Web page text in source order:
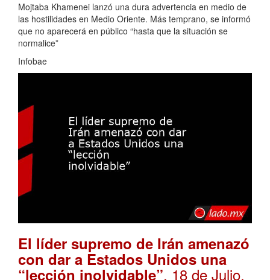
Mojtaba Khamenei lanzó una dura advertencia en medio de
las hostilidades en Medio Oriente. Más temprano, se informó
que no aparecerá en público “hasta que la situación se
normalice”
Infobae
El líder supremo de Irán amenazó
con dar a Estados Unidos una
“lección inolvidable”. 18 de Julio,